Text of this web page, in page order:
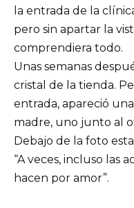
la entrada de la
pero sin apartar la
comprendiera todo.
Unas semanas
cristal de la tienda.
entrada, apareció
madre, uno junto al
Debajo de la foto
“A veces, incluso las
hacen por amor”.